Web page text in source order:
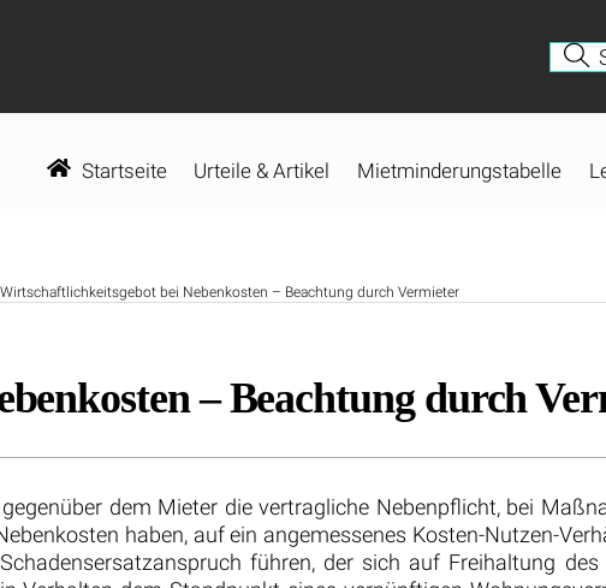
Startseite Urteile & Artikel Mietminderungstabelle
Wirtschaftlichkeitsgebot bei Nebenkosten – Beachtung durch Vermieter
– Beachtung durch
dem Mieter die vertragliche Nebenpflicht, bei
haben, auf ein angemessenes Kosten-Nutzen-
führen, der sich auf Freihaltung